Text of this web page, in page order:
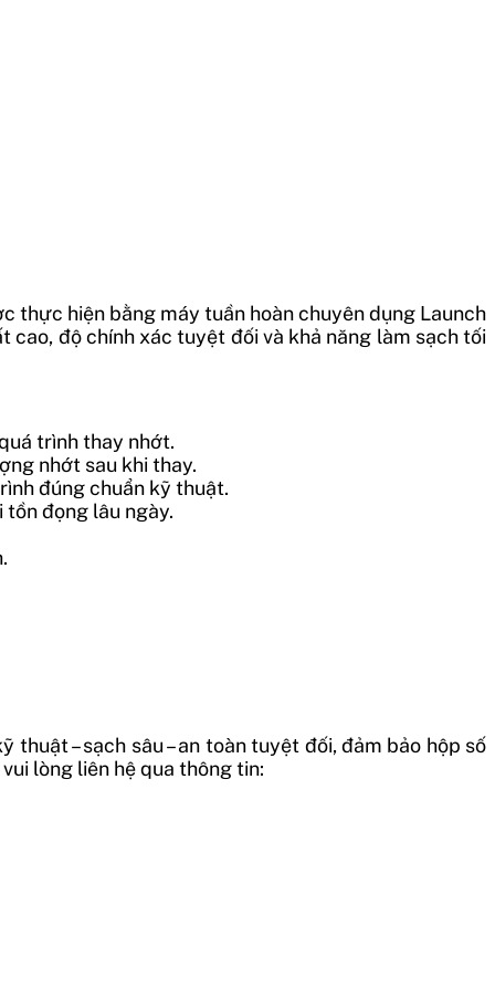
thực hiện bằng máy tuần hoàn chuyên dụng Launch
độ chính xác tuyệt đối và khả năng làm sạch tối
trình thay nhớt.
nhớt sau khi thay.
đúng chuẩn kỹ thuật.
đọng lâu ngày.
– sạch sâu – an toàn tuyệt đối, đảm bảo hộp số
lòng liên hệ qua thông tin: